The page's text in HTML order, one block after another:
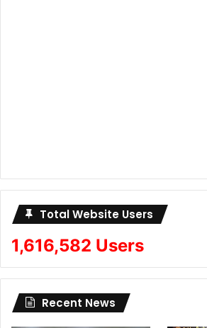
Total Website Users
1,616,582 Users
Recent News